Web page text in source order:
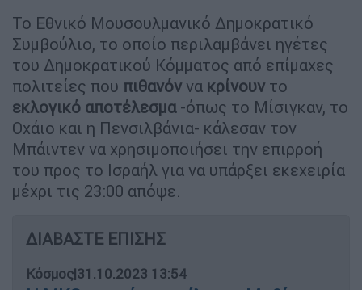
Το Εθνικό Μουσουλμανικό Δημοκρατικό
Συμβούλιο, το οποίο περιλαμβάνει ηγέτες
του Δημοκρατικού Κόμματος από επίμαχες
πολιτείες που πιθανόν να κρίνουν το
εκλογικό αποτέλεσμα-όπως το Μίσιγκαν, το
Οχάιο και η Πενσιλβάνια- κάλεσαν τον
Μπάιντεν να χρησιμοποιήσει την επιρροή
του προς το Ισραήλ για να υπάρξει εκεχειρία
μέχρι τις 23:00 απόψε.
ΔΙΑΒΑΣΤΕ ΕΠΙΣΗΣ
Κόσμος|31.10.2023 13:54